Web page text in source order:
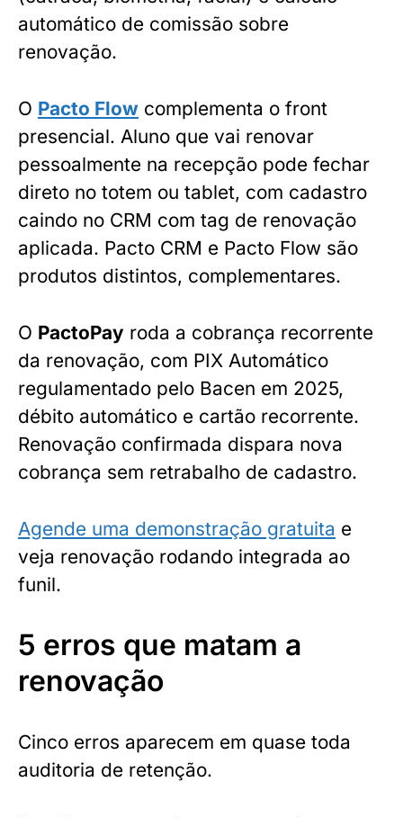
automático de comissão sobre
renovação.
O Pacto Flow complementa o front
presencial. Aluno que vai renovar
pessoalmente na recepção pode fechar
direto no totem ou tablet, com cadastro
caindo no CRM com tag de renovação
aplicada. Pacto CRM e Pacto Flow são
produtos distintos, complementares.
O PactoPay roda a cobrança recorrente
da renovação, com PIX Automático
regulamentado pelo Bacen em 2025,
débito automático e cartão recorrente.
Renovação confirmada dispara nova
cobrança sem retrabalho de cadastro.
Agende uma demonstração gratuita e
veja renovação rodando integrada ao
funil.
5 erros que matam a
renovação
Cinco erros aparecem em quase toda
auditoria de retenção.